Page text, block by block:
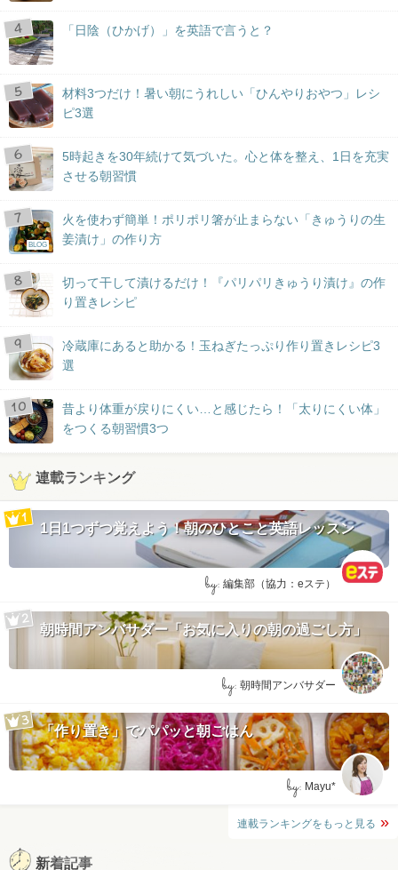
「日陰（ひかげ）」を英語で言うと？
材料3つだけ！暑い朝にうれしい「ひんやりおやつ」レシ
ピ3選
5時起きを30年続けて気づいた。心と体を整え、1日を充実
させる朝習慣
BLOG
火を使わず簡単！ポリポリ箸が止まらない「きゅうりの生
姜漬け」の作り方
切って干して漬けるだけ！『パリパリきゅうり漬け』の作
り置きレシピ
冷蔵庫にあると助かる！玉ねぎたっぷり作り置きレシピ3
選
昔より体重が戻りにくい…と感じたら！「太りにくい体」
をつくる朝習慣3つ
連載ランキング
1日1つずつ覚えよう！朝のひとこと英語レッスン
by: 編集部（協力：eステ）
朝時間アンバサダー「お気に入りの朝の過ごし方」
by: 朝時間アンバサダー
「作り置き」でパパッと朝ごはん
by: Mayu*
連載ランキングをもっと見る
新着記事